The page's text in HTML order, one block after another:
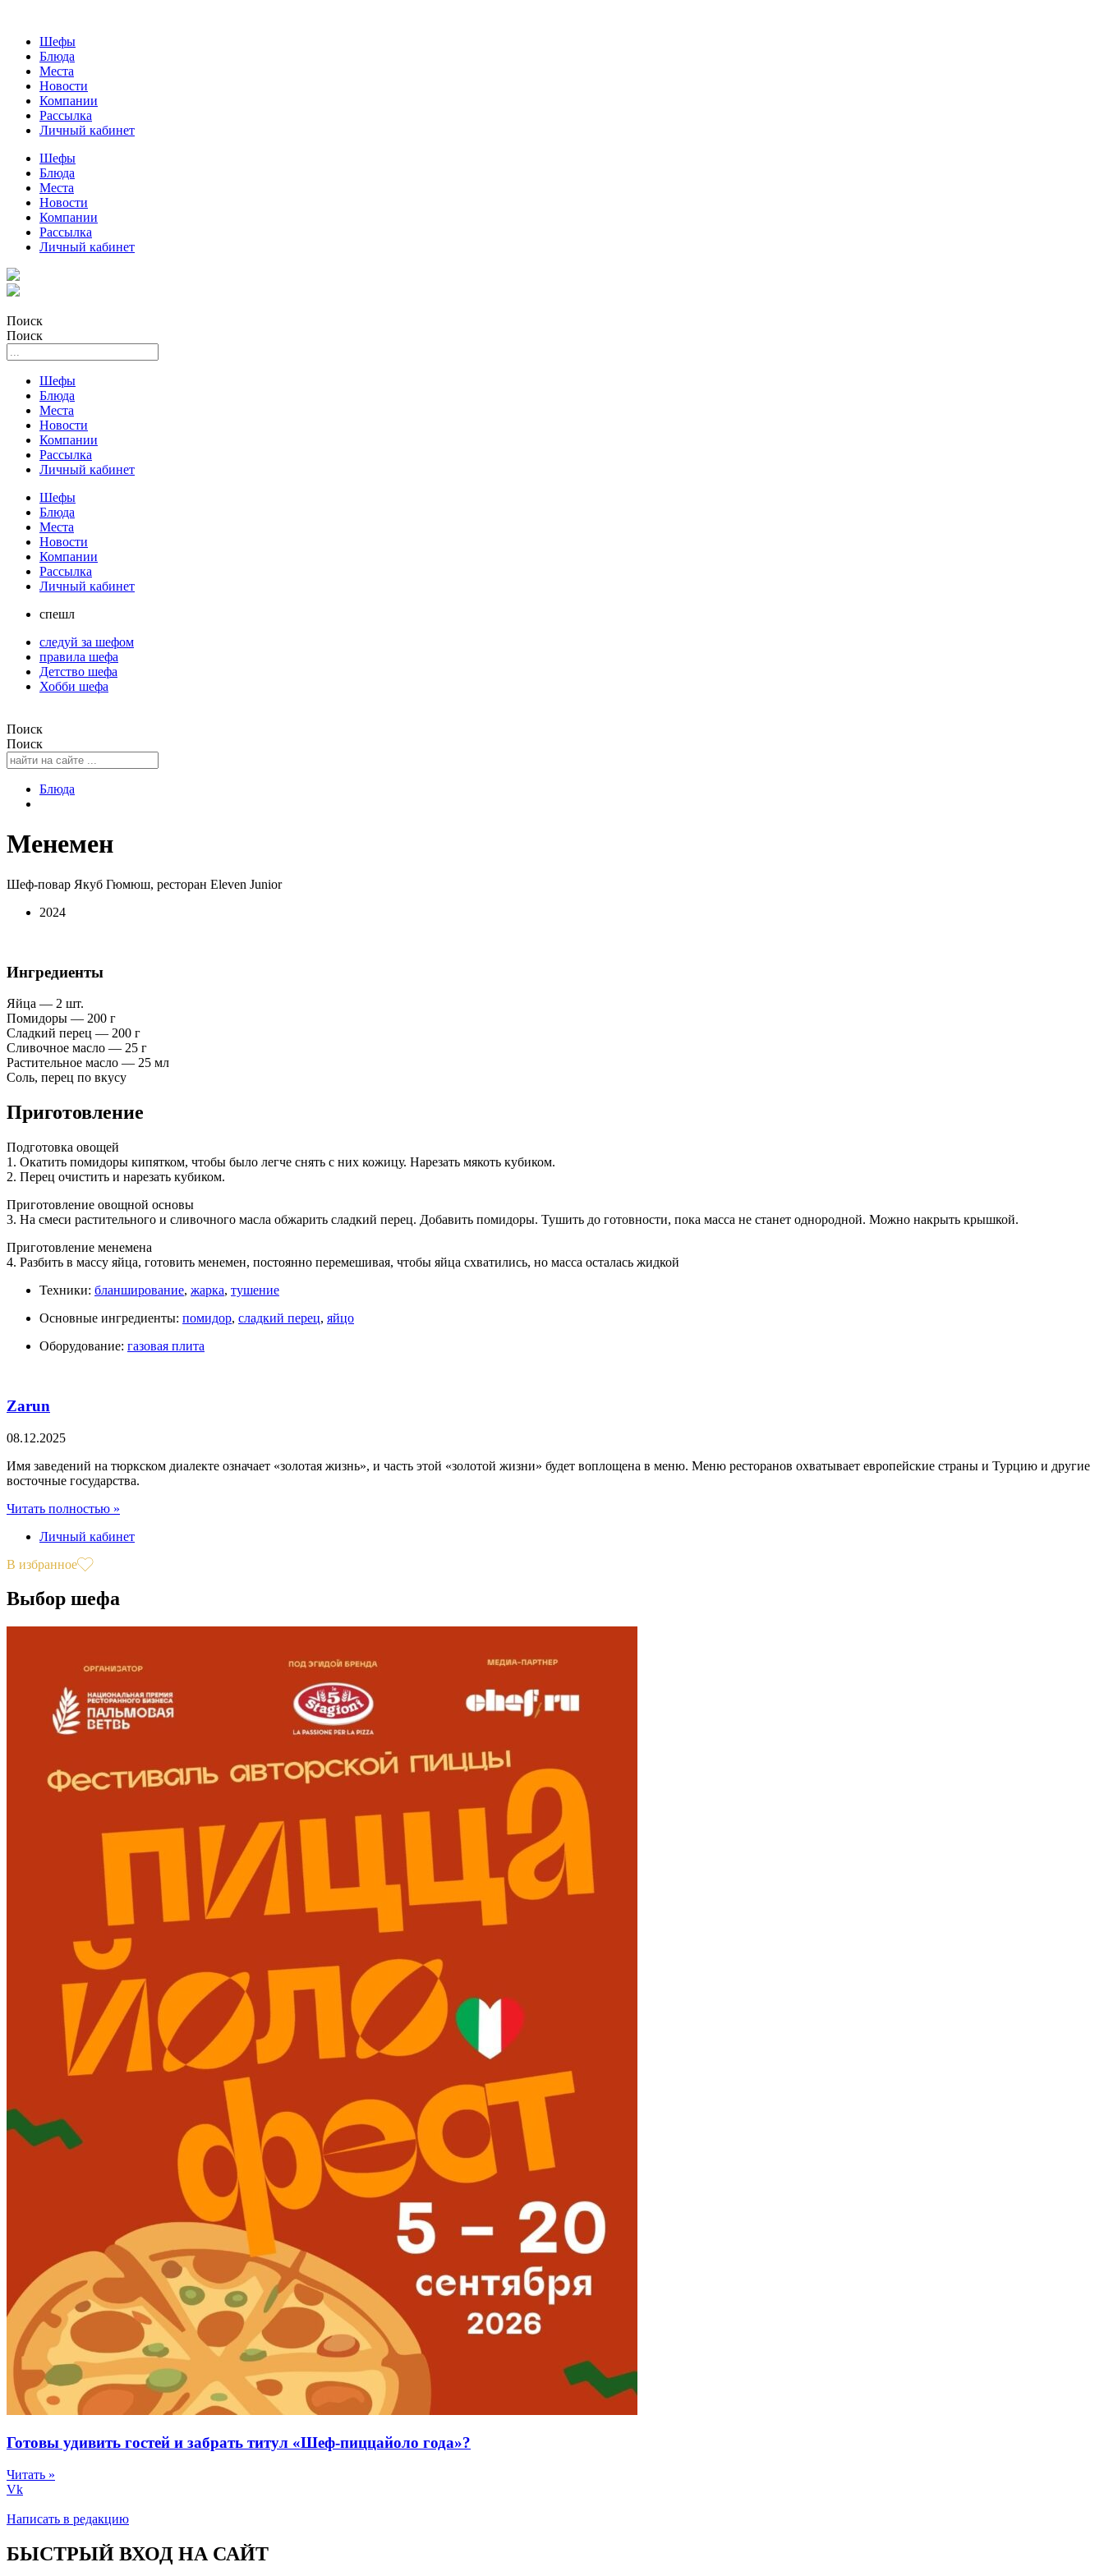
Шефы
Блюда
Места
Новости
Компании
Рассылка
Личный кабинет
Шефы
Блюда
Места
Новости
Компании
Рассылка
Личный кабинет
Поиск
Поиск
Шефы
Блюда
Места
Новости
Компании
Рассылка
Личный кабинет
Шефы
Блюда
Места
Новости
Компании
Рассылка
Личный кабинет
спешл
следуй за шефом
правила шефа
Детство шефа
Хобби шефа
Поиск
Поиск
Блюда
Менемен
Шеф-повар Якуб Гюмюш, ресторан Eleven Junior
2024
Ингредиенты
Яйца — 2 шт.
Помидоры — 200 г
Сладкий перец — 200 г
Сливочное масло — 25 г
Растительное масло — 25 мл
Соль, перец по вкусу
Приготовление
Подготовка овощей
1. Окатить помидоры кипятком, чтобы было легче снять с них кожицу. Нарезать мякоть кубиком.
2. Перец очистить и нарезать кубиком.
Приготовление овощной основы
3. На смеси растительного и сливочного масла обжарить сладкий перец. Добавить помидоры. Тушить до готовности, пока масса не станет однородной. Можно накрыть крышкой.
Приготовление менемена
4. Разбить в массу яйца, готовить менемен, постоянно перемешивая, чтобы яйца схватились, но масса осталась жидкой
Техники: бланширование, жарка, тушение
Основные ингредиенты: помидор, сладкий перец, яйцо
Оборудование: газовая плита
Zarun
08.12.2025
Имя заведений на тюркском диалекте означает «золотая жизнь», и часть этой «золотой жизни» будет воплощена в меню. Меню ресторанов охватывает европейские страны и Турцию и другие
восточные государства.
Читать полностью »
Личный кабинет
В избранное
Выбор шефа
Готовы удивить гостей и забрать титул «Шеф-пиццайоло года»?
Читать »
Vk
Написать в редакцию
БЫСТРЫЙ ВХОД НА САЙТ